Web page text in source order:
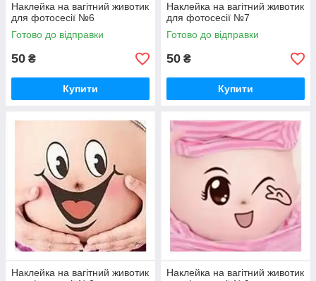
Наклейка на вагітний животик
для фотосесії №6
Готово до відправки
50 ₴
Купити
Наклейка на вагітний животик
для фотосесії №7
Готово до відправки
50 ₴
Купити
Наклейка на вагітний животик
Наклейка на вагітний животик